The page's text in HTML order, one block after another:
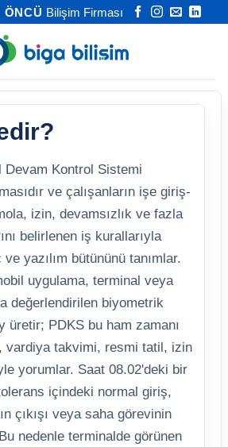
ÖNCÜ Bilişim Firması
Devam Kontrol Sistemi
ve çalışanların işe giriş-
izin, devamsızlık ve fazla
belirlenen iş kurallarıyla
yazılım bütününü tanımlar.
uygulama, terminal veya
değerlendirilen biyometrik
üretir; PDKS bu ham zamanı
vardiya takvimi, resmi tatil, izin
yorumlar. Saat 08.02'deki bir
içindeki normal giriş,
çıkışı veya saha görevinin
nedenle terminalde görünen